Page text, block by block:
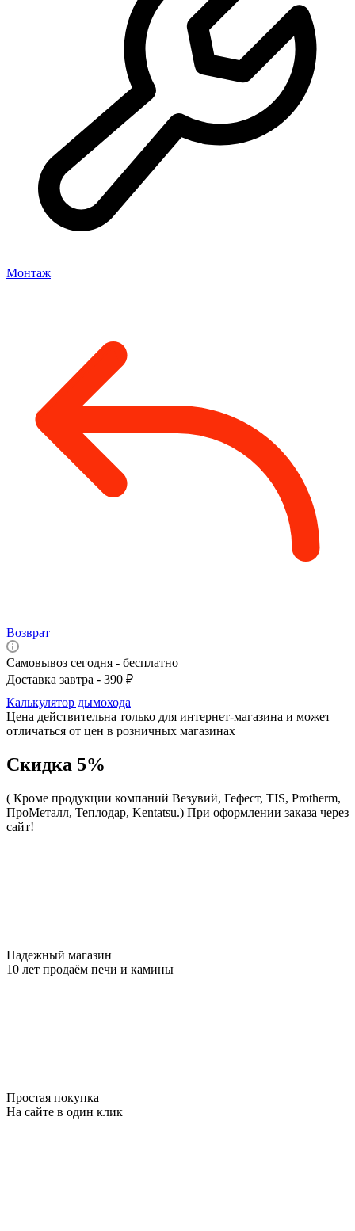
Монтаж
Возврат
Самовывоз сегодня - бесплатно
Доставка завтра - 390 ₽
Калькулятор дымохода
Цена действительна только для интернет-магазина и может
отличаться от цен в розничных магазинах
Скидка 5%
( Кроме продукции компаний Везувий, Гефест, TIS, Protherm,
ПроМеталл, Теплодар, Kentatsu.) При оформлении заказа через
сайт!
Надежный магазин
10 лет продаём печи и камины
Простая покупка
На сайте в один клик